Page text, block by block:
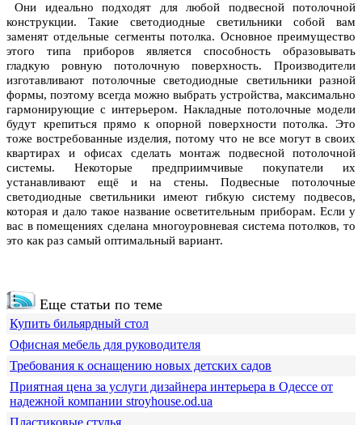
Они идеально подходят для любой подвесной потолочной
конструкции. Такие светодиодные светильники собой вам
заменят отдельные сегменты потолка. Основное преимущество
этого типа приборов является способность образовывать
гладкую ровную потолочную поверхность. Производители
изготавливают потолочные светодиодные светильники разной
формы, поэтому всегда можно выбрать устройства, максимально
гармонирующие с интерьером. Накладные потолочные модели
будут крепиться прямо к опорной поверхности потолка. Это
тоже востребованные изделия, потому что не все могут в своих
квартирах и офисах сделать монтаж подвесной потолочной
системы. Некоторые предприимчивые покупатели их
устанавливают ещё и на стены. Подвесные потолочные
светодиодные светильники имеют гибкую систему подвесов,
которая и дало такое название осветительным приборам. Если у
вас в помещениях сделана многоуровневая система потолков, то
это как раз самый оптимальный вариант.
Еще статьи по теме
Купить бильярдный стол
Офисная мебель для руководителя
Требования к оснащению новых детских садов
Приятная цена за услуги дизайнера интерьера в Одессе от
надежной компании stroyhouse.od.ua